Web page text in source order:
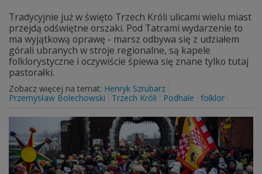
Tradycyjnie już w święto Trzech Króli ulicami wielu miast
przejdą odświętne orszaki. Pod Tatrami wydarzenie to
ma wyjątkową oprawę - marsz odbywa się z udziałem
górali ubranych w stroje regionalne, są kapele
folklorystyczne i oczywiście śpiewa się znane tylko tutaj
pastorałki.
Zobacz więcej na temat: Henryk Szrubarz
Przemysław Bolechowski
Trzech Króli Podhale folklor